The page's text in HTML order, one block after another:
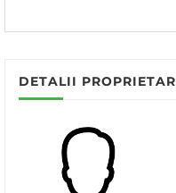
DETALII PROPRIETAR